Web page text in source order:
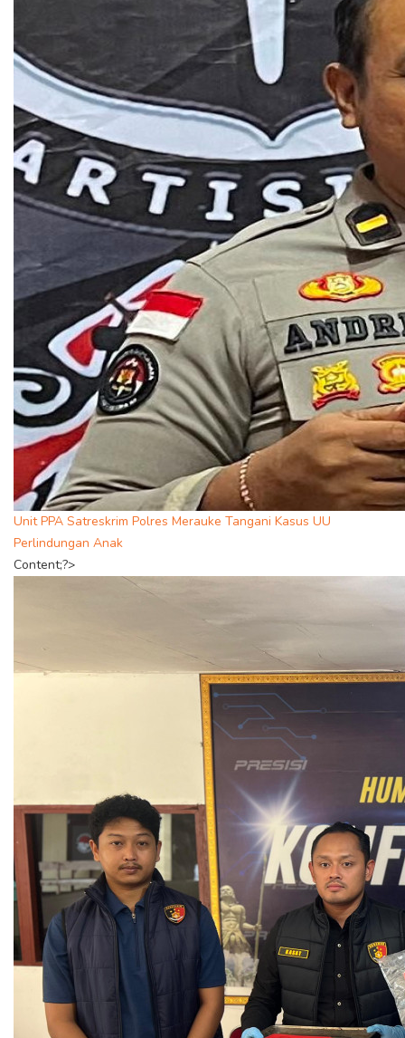
Unit PPA Satreskrim Polres Merauke Tangani Kasus UU
Perlindungan Anak
Content;?>